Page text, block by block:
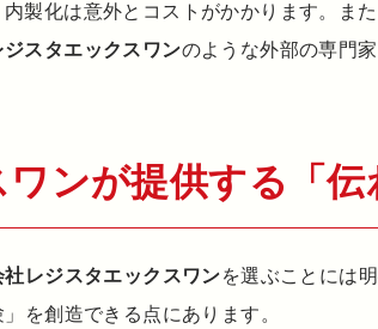
製化は意外とコストがかかります。ま
ジスタエックスワンのような外部の専門
ンが提供する「
社レジスタエックスワンを選ぶことには
を創造できる点にあります。